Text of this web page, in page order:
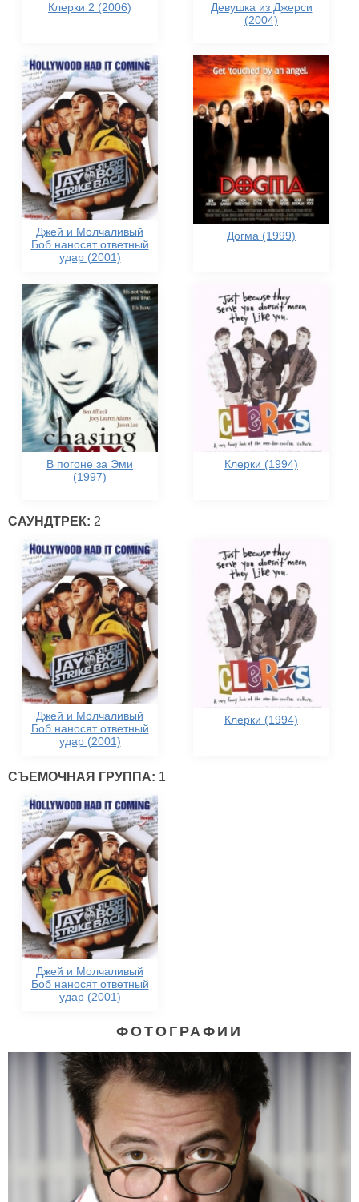
Клерки 2 (2006)
Девушка из Джерси
(2004)
Джей и Молчаливый
Боб наносят ответный
удар (2001)
Догма (1999)
В погоне за Эми
(1997)
Клерки (1994)
САУНДТРЕК: 2
Джей и Молчаливый
Боб наносят ответный
удар (2001)
Клерки (1994)
СЪЕМОЧНАЯ ГРУППА: 1
Джей и Молчаливый
Боб наносят ответный
удар (2001)
ФОТОГРАФИИ